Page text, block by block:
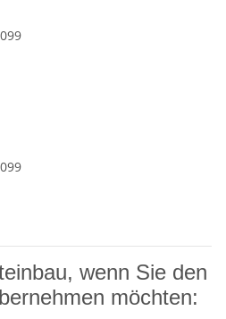
wenn Sie den
möchten: